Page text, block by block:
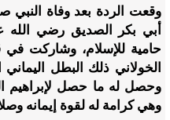
وقعت الردة بعد وفاة النبي
أبي بكر الصديق رضي الله
حامية للإسلام، وشاركت في
الخولاني ذلك البطل
وحصل له ما حصل لإبراهيم
وهي كرامة له لقوة إيمانه